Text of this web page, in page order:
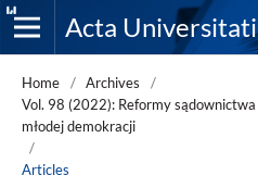
Home / Archives
/
Vol. 98 (2022): Reformy
młodej demokracji
/
Articles